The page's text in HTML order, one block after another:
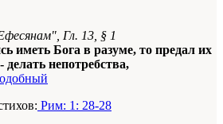
Гл. 13, § 1
иметь Бога в разуме, то предал их
непотребства,
Рим: 1: 28-28